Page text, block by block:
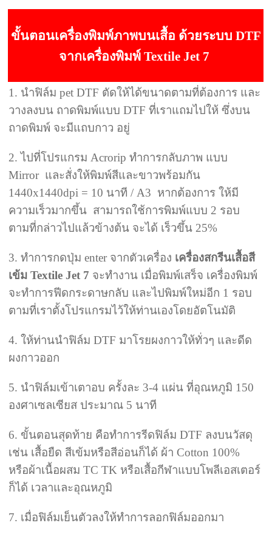
ขั้นตอนเครื่องพิมพ์ภาพบนเสื้อ ด้วยระบบ DTF
จากเครื่องพิมพ์ Textile Jet 7
1. นำฟิล์ม pet DTF ตัดให้ได้ขนาดตามที่ต้องการ และ
วางลงบน ถาดพิมพ์แบบ DTF ที่เราแถมไปให้ ซึ่งบน
ถาดพิมพ์ จะมีแถบกาว อยู่
2. ไปที่โปรแกรม Acrorip ทำการกลับภาพ แบบ
Mirror และสั่งให้พิมพ์สีและขาวพร้อมกัน
1440x1440dpi = 10 นาที / A3 หากต้องการ ให้มี
ความเร็วมากขึ้น สามารถใช้การพิมพ์แบบ 2 รอบ
ตามที่กล่าวไปแล้วข้างต้น จะได้ เร็วขึ้น 25%
3. ทำการกดปุ่ม enter จากตัวเครื่อง เครื่องสกรีนเสื้อสี
เข้ม Textile Jet 7 จะทำงาน เมื่อพิมพ์เสร็จ เครื่องพิมพ์
จะทำการฟีดกระดาษกลับ และไปพิมพ์ใหม่อีก 1 รอบ
ตามที่เราตั้งโปรแกรมไว้ให้ท่านเองโดยอัตโนมัติ
4. ให้ท่านนำฟิล์ม DTF มาโรยผงกาวให้ทั่วๆ และดีด
ผงกาวออก
5. นำฟิล์มเข้าเตาอบ ครั้งละ 3-4 แผ่น ที่อุณหภูมิ 150
องศาเซลเซียส ประมาณ 5 นาที
6. ขั้นตอนสุดท้าย คือทำการรีดฟิล์ม DTF ลงบนวัสดุ
เช่น เสื้อยืด สีเข้มหรือสีอ่อนก็ได้ ผ้า Cotton 100%
หรือผ้าเนื้อผสม TC TK หรือเสื้อกีฬาแบบโพลีเอสเตอร์
ก็ได้ เวลาและอุณหภูมิ
7. เมื่อฟิล์มเย็นตัวลงให้ทำการลอกฟิล์มออกมา